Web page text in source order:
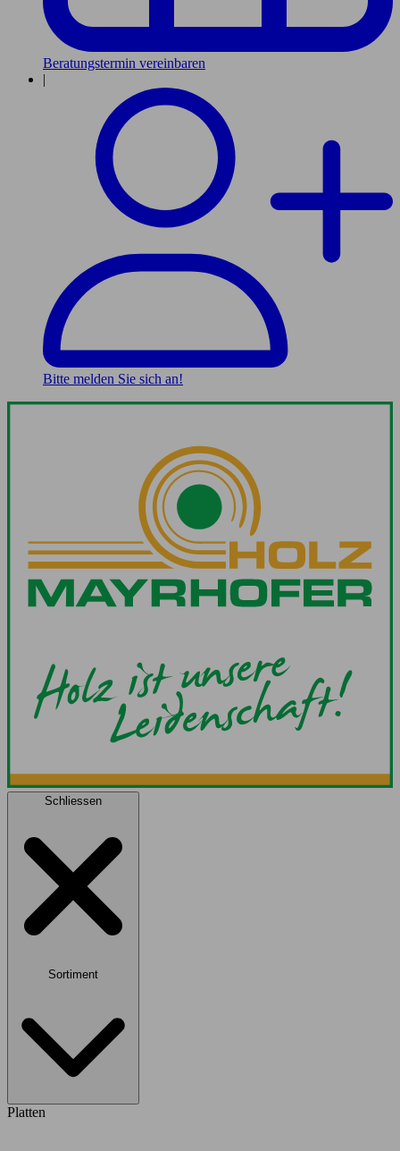
Beratungstermin vereinbaren
|
Bitte melden Sie sich an!
Schliessen
Sortiment
Platten